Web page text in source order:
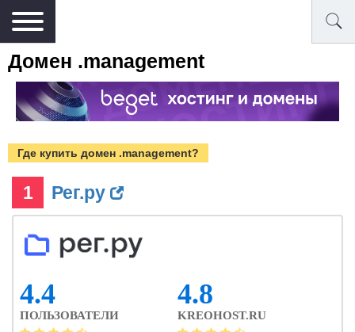
Домен .management
Где купить домен .management?
1 Рег.ру
4.4
ПОЛЬЗОВАТЕЛИ
4.8
KREOHOST.RU